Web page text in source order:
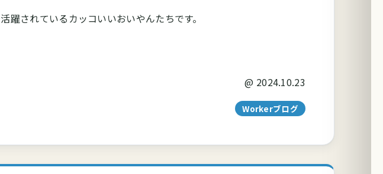
されているカッコいいおいやんたちです。
@ 2024.10.23
Workerブログ